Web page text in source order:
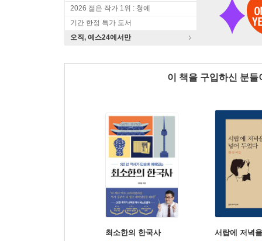
2026 젊은 작가 1위 : 청예
기간 한정 특가 도서
오직, 예스24에서만
이 책을 구입하신 분
최소한의 한국사 서랍에 저녁